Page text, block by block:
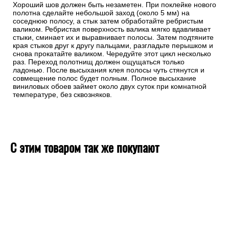
Хороший шов должен быть незаметен. При поклейке нового
полотна сделайте небольшой заход (около 5 мм) на
соседнюю полосу, а стык затем обработайте ребристым
валиком. Ребристая поверхность валика мягко вдавливает
стыки, сминает их и выравнивает полосы. Затем подтяните
края стыков друг к другу пальцами, разгладьте перышком и
снова прокатайте валиком. Чередуйте этот цикл несколько
раз. Переход полотнищ должен ощущаться только
ладонью. После высыхания клея полосы чуть стянутся и
совмещение полос будет полным. Полное высыхание
виниловых обоев займет около двух суток при комнатной
температуре, без сквозняков.
С этим товаром так же покупают